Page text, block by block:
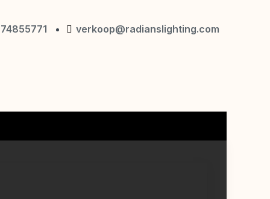
verkoop@radianslighting.com